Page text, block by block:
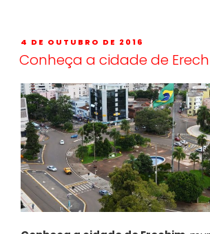
4 DE OUTUBRO DE 2016
Conheça a cidade de